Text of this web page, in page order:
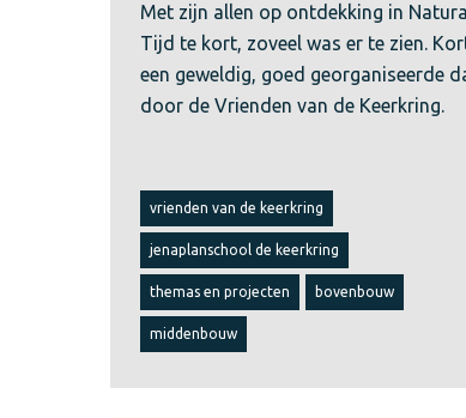
Met zijn allen op ontdekking in
Tijd te kort, zoveel was er te zien.
een geweldig, goed georganiseerde
door de Vrienden van de Keerkring.
vrienden van de keerkring
jenaplanschool de keerkring
themas en projecten bovenbouw
middenbouw